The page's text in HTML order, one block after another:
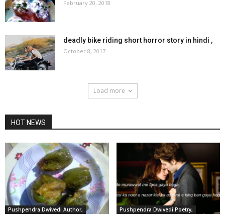
February 20, 2018
deadly bike riding short horror story in hindi ,
October 8, 2017
Load more
HOT NEWS
Pushpendra Dwivedi Author, Pushpendra Dwivedi Poetry,